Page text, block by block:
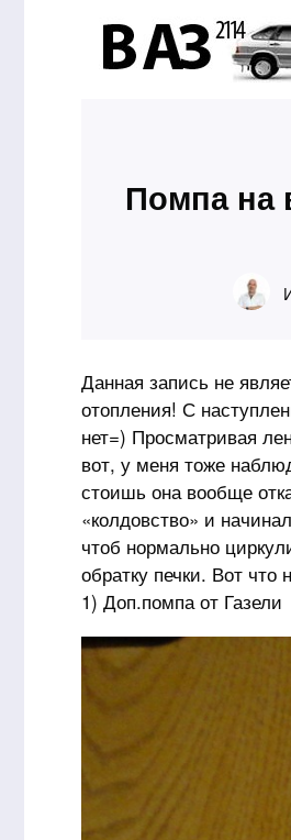
Помпа на
Данная запись не
отопления! С
нет=) Просматривая
вот, у меня тоже
стоишь она вообще
«колдовство» и
чтоб нормально
обратку печки. Вот что
1) Доп.помпа от Газели